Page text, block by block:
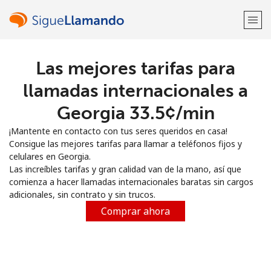
¡Bienvenido!
Regístrate con
o
Las mejores tarifas para
llamadas internacionales a
Georgia ⁦33.5¢⁩/min
¡Mantente en contacto con tus seres queridos en casa!
Consigue las mejores tarifas para llamar a teléfonos fijos y
celulares en Georgia.
Las increíbles tarifas y gran calidad van de la mano, así que
comienza a hacer llamadas internacionales baratas sin cargos
adicionales, sin contrato y sin trucos.
Comprar ahora